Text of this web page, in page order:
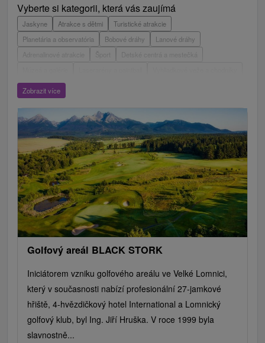
Vyberte si kategorii, která vás zaujímá
Jaskyne Atrakce s dětmi
Turistické atrakcie
Planetária a observatória
Bobové dráhy
Lanové dráhy
Adrenalinové atrakcie
Detské centrá a mestečká
ZOO a zvieracie farmy
Hrady, zámky, zrúcaniny
Mestské a zámocké parky
Vyhliadkové lety a plavby
Jazerá, plesá, vodné nádrže
Technické pamiatky
Pamätníky
Vodopády
Drevené kostolíky Pramene
Jazda na koni
Túry a turistické chodníky
Kaštiele Horské chaty
Divadlá
Sakrálne miesta
Plte, rafting, splavy
Architektonické stavby
Lyžiarske strediská
Golfové ihriská
Motokárové dráhy
Amfiteátre a kiná v prírode
Vínne cesty Cyklotrasy
Zobrazit více
Golfový areál BLACK STORK
Iniciátorem vzniku golfového areálu ve Velké Lomnici,
který v současnosti nabízí profesionální 27-jamkové
hřiště, 4-hvězdičkový hotel International a Lomnický
golfový klub, byl Ing. Jiří Hruška. V roce 1999 byla
slavnostně...